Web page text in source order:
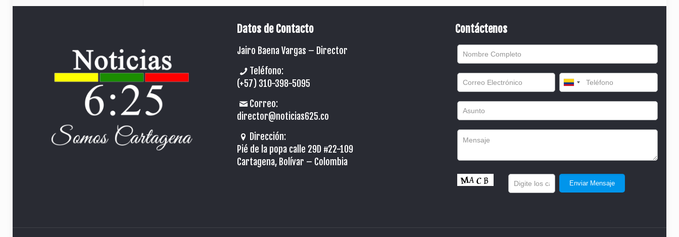
Datos de Contacto
Jairo Baena Vargas – Director
Teléfono:
(+57) 310-398-5095
Correo:
director@noticias625.co
Dirección:
Pié de la popa calle 29D #22-109
Cartagena, Bolívar – Colombia
Contáctenos